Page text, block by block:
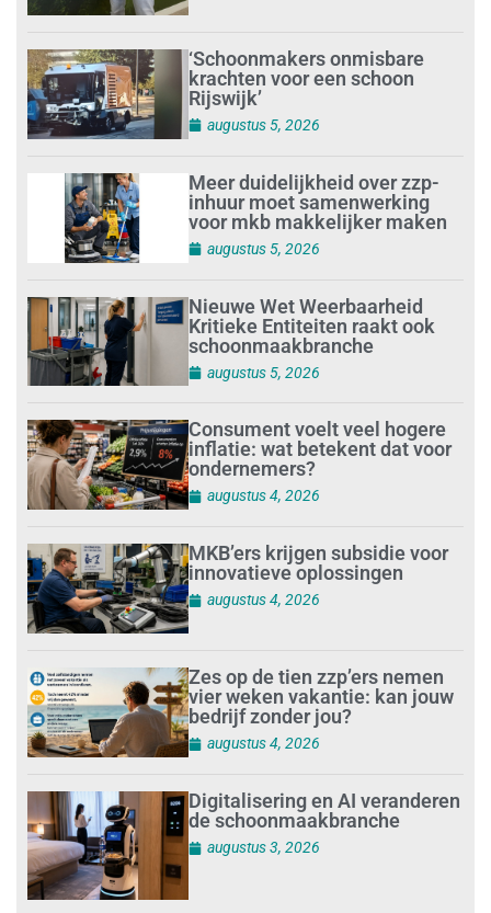
‘Schoonmakers onmisbare
krachten voor een schoon
Rijswijk’
augustus 5, 2026
Meer duidelijkheid over zzp-
inhuur moet samenwerking
voor mkb makkelijker maken
augustus 5, 2026
Nieuwe Wet Weerbaarheid
Kritieke Entiteiten raakt ook
schoonmaakbranche
augustus 5, 2026
Consument voelt veel hogere
inflatie: wat betekent dat voor
ondernemers?
augustus 4, 2026
MKB’ers krijgen subsidie voor
innovatieve oplossingen
augustus 4, 2026
Zes op de tien zzp’ers nemen
vier weken vakantie: kan jouw
bedrijf zonder jou?
augustus 4, 2026
Digitalisering en AI veranderen
de schoonmaakbranche
augustus 3, 2026